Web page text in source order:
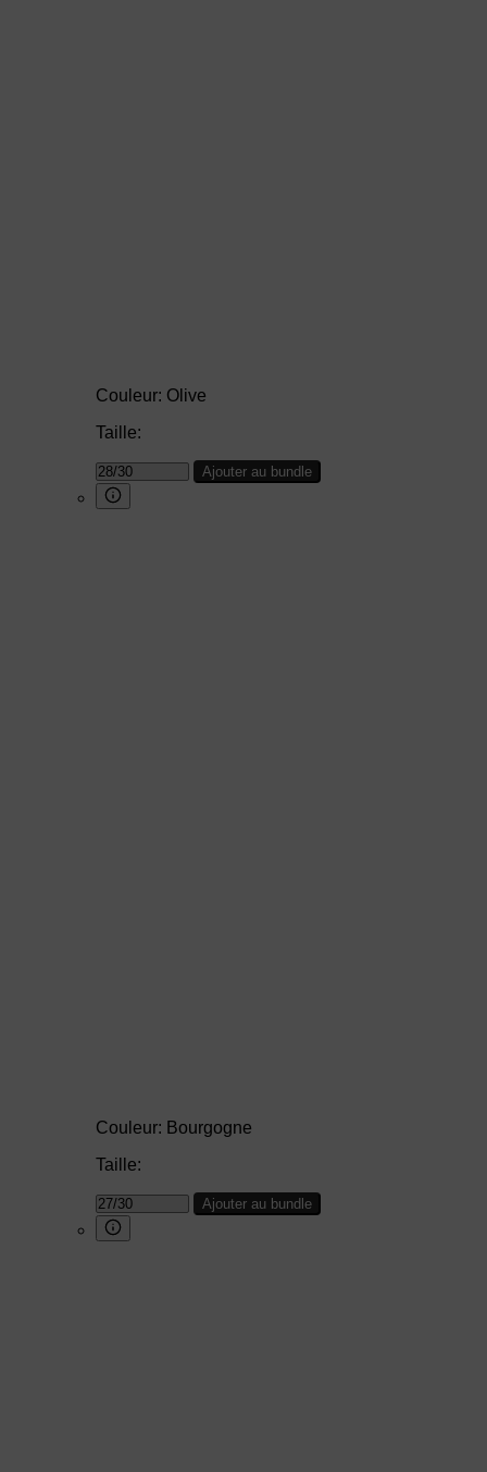
Couleur: Olive
Taille:
Ajouter au bundle
Couleur: Bourgogne
Taille:
Ajouter au bundle